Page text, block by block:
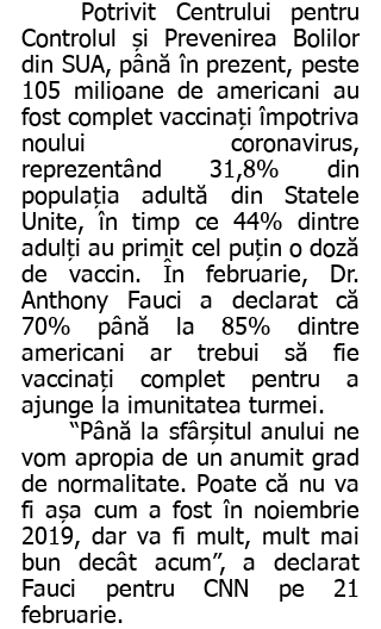
Controlul și Prevenirea Bolilor
din SUA, până în prezent, peste
105 milioane de americani au
fost complet vaccinați împotriva
noului coronavirus,
reprezentând 31,8% din
populația adultă din Statele
Unite, în timp ce 44% dintre
adulți au primit cel puțin o doză
de vaccin. În februarie, Dr.
Anthony Fauci a declarat că
70% până la 85% dintre
americani ar trebui să fie
vaccinați complet pentru a
ajunge la imunitatea turmei.
	“Până la sfârșitul anului ne
vom apropia de un anumit grad
de normalitate. Poate că nu va
fi așa cum a fost în noiembrie
2019, dar va fi mult, mult mai
bun decât acum”, a declarat
Fauci pentru CNN pe 21
februarie.